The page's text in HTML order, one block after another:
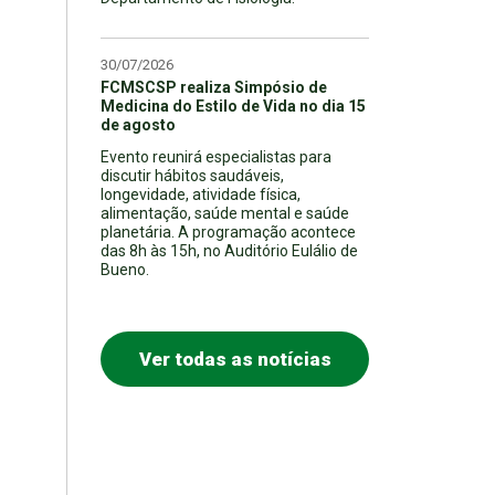
30/07/2026
FCMSCSP realiza Simpósio de
Medicina do Estilo de Vida no dia 15
de agosto
Evento reunirá especialistas para
discutir hábitos saudáveis,
longevidade, atividade física,
alimentação, saúde mental e saúde
planetária. A programação acontece
das 8h às 15h, no Auditório Eulálio de
Bueno.
Ver todas as notícias